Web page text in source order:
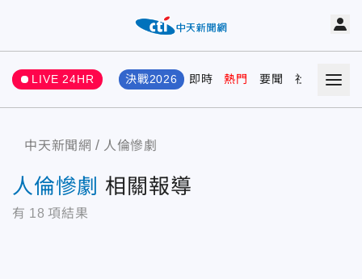
LIVE 24HR 決戰2026 即時 熱門 要聞 社會 娛樂
中天新聞網 人倫慘劇
人倫慘劇 相關報導
有 18 項結果